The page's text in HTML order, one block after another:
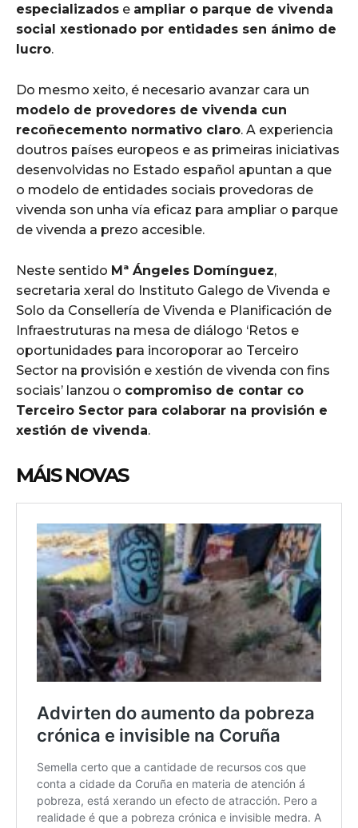
especializados e ampliar o parque de vivenda
social xestionado por entidades sen ánimo de
lucro.
Do mesmo xeito, é necesario avanzar cara un
modelo de provedores de vivenda cun
recoñecemento normativo claro. A experiencia
doutros países europeos e as primeiras iniciativas
desenvolvidas no Estado español apuntan a que
o modelo de entidades sociais provedoras de
vivenda son unha vía eficaz para ampliar o parque
de vivenda a prezo accesible.
Neste sentido Mª Ángeles Domínguez,
secretaria xeral do Instituto Galego de Vivenda e
Solo da Consellería de Vivenda e Planificación de
Infraestruturas na mesa de diálogo ‘Retos e
oportunidades para incoroporar ao Terceiro
Sector na provisión e xestión de vivenda con fins
sociais’ lanzou o compromiso de contar co
Terceiro Sector para colaborar na provisión e
xestión de vivenda.
MÁIS NOVAS